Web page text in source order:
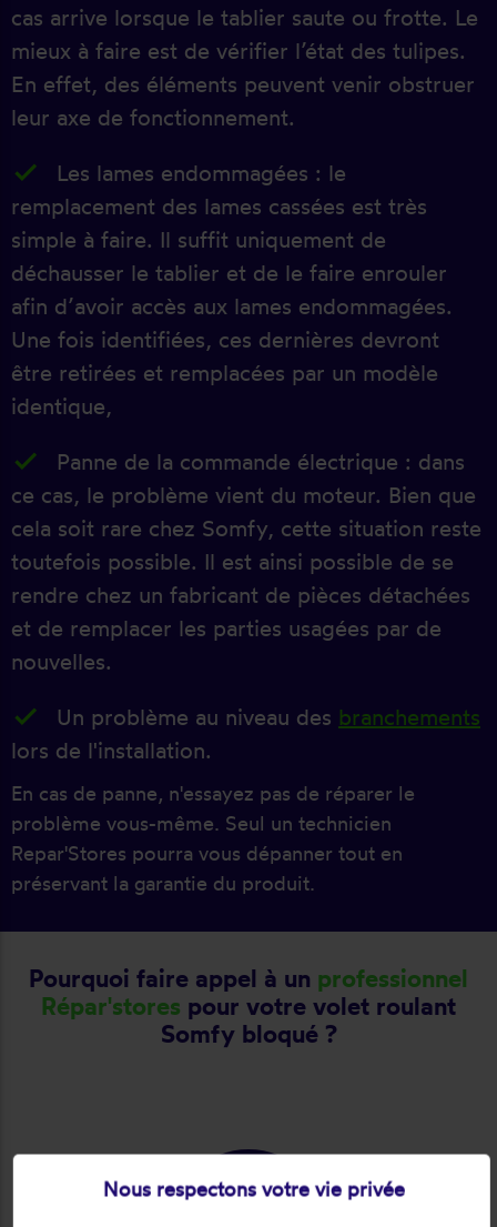
cas arrive lorsque le tablier saute ou frotte. Le
mieux à faire est de vérifier l’état des tulipes.
En effet, des éléments peuvent venir obstruer
leur axe de fonctionnement.
Les lames endommagées : le
remplacement des lames cassées est très
simple à faire. Il suffit uniquement de
déchausser le tablier et de le faire enrouler
afin d’avoir accès aux lames endommagées.
Une fois identifiées, ces dernières devront
être retirées et remplacées par un modèle
identique,
Panne de la commande électrique : dans
ce cas, le problème vient du moteur. Bien que
cela soit rare chez Somfy, cette situation reste
toutefois possible. Il est ainsi possible de se
rendre chez un fabricant de pièces détachées
et de remplacer les parties usagées par de
nouvelles.
Un problème au niveau des branchements
lors de l'installation.
En cas de panne, n'essayez pas de réparer le
problème vous-même. Seul un technicien
Repar'Stores pourra vous dépanner tout en
préservant la garantie du produit.
Pourquoi faire appel à un professionnel
Répar'stores pour votre volet roulant
Somfy bloqué ?
Nous respectons votre vie privée